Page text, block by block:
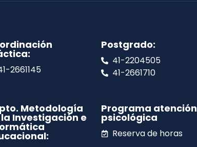
2661145
Postgrado:
41-2204505
41-2661710
Metodología
Investigación e
Programa atención
psicológica
Reserva de horas